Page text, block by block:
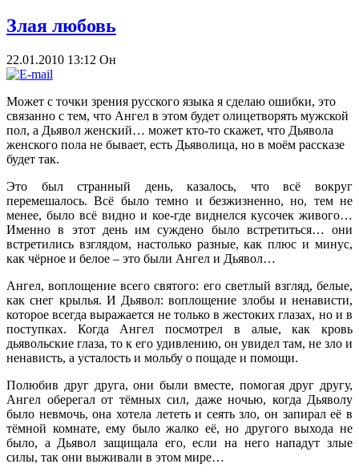
Злая любовь
22.01.2010 13:12 Он
Может с точки зрения русского языка я сделаю ошибки, это
связанно с тем, что Ангел в этом будет олицетворять мужской
пол, а Дьявол женский… может кто-то скажет, что Дьявола
женского пола не бывает, есть Дьяволица, но в моём рассказе
будет так.
Это был странный день, казалось, что всё вокруг
перемешалось. Всё было темно и безжизненно, но, тем не
менее, было всё видно и кое-где виднелся кусочек живого…
Именно в этот день им суждено было встретиться… они
встретились взглядом, настолько разные, как плюс и минус,
как чёрное и белое – это были Ангел и Дьявол…
Ангел, воплощение всего святого: его светлый взгляд, белые,
как снег крылья. И Дьявол: воплощение злобы и ненависти,
которое всегда выражается не только в жестоких глазах, но и в
поступках. Когда Ангел посмотрел в алые, как кровь
дьявольские глаза, то к его удивлению, он увидел там, не зло и
ненависть, а усталость и мольбу о пощаде и помощи.
Полюбив друг друга, они были вместе, помогая друг другу,
Ангел оберегал от тёмных сил, даже ночью, когда Дьяволу
было невмочь, она хотела лететь и сеять зло, он запирал её в
тёмной комнате, ему было жалко её, но другого выхода не
было, а Дьявол защищала его, если на него нападут злые
силы, так они выживали в этом мире…